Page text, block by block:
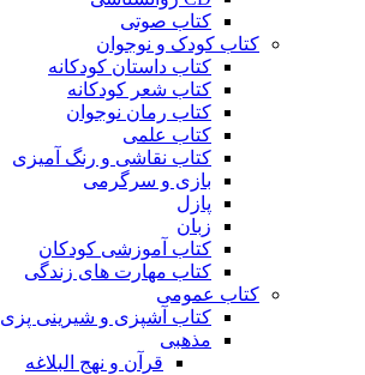
کتاب صوتی
کتاب کودک و نوجوان
کتاب داستان کودکانه
کتاب شعر کودکانه
کتاب رمان نوجوان
کتاب علمی
کتاب نقاشی و رنگ آمیزی
بازی و سرگرمی
پازل
زبان
کتاب آموزشی کودکان
کتاب مهارت های زندگی
کتاب عمومی
کتاب آشپزی و شیرینی پزی
مذهبی
قرآن و نهج البلاغه